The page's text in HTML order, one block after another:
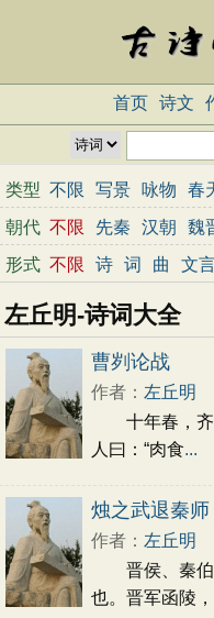
首页 诗文
类型 不限 写景 咏物 春
写雪
写风 写花 梅
山水 写山 写水 长
田园 边塞 地名 抒
思念 爱情 励志
母亲 友情 战争 读
民谣
节日 春节
端午节
七夕节 中秋
咏史怀古
宋词精选
初中文言文
高中文
唐诗三百首
古诗三
朝代 不限 先秦 汉朝 魏
元朝
明朝 清朝 近
形式 不限 诗 词 曲 文
左丘明-诗词大全
曹刿论战
作者： 左丘明
十年春，齐
人曰：“肉食...
烛之武退秦师
作者： 左丘明
晋侯、秦伯
也。晋军函陵，